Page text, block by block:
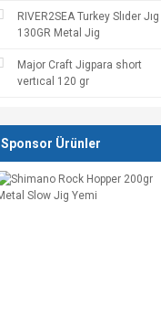
RIVER2SEA Turkey Slıder Jıg
130GR Metal Jig
Major Craft Jigpara short
vertıcal 120 gr
Sponsor Ürünler